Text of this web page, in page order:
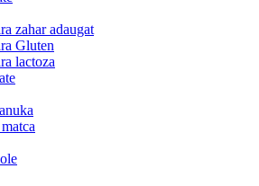
zahar adaugat
Gluten
lactoza